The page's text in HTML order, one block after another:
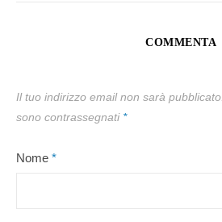
COMMENTA
Il tuo indirizzo email non sarà pubblicato.
sono contrassegnati *
Nome *